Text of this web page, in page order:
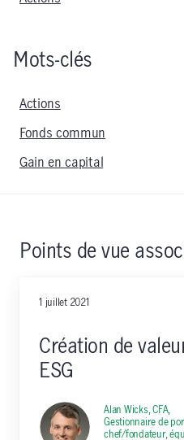
Mots-clés
Actions
Fonds commun
Gain en capital
Points de vue
1 juillet 2021
Création de
ESG
Alan Wicks, CFA,
Gestionnaire de
chef/fondateur,